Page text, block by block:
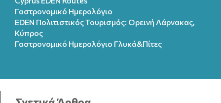
Γαστρονομικό Ημερολόγιο
EDEN Πολιτιστικός Τουρισμός: Ορεινή Λάρνακας,
Κύπρος
Γαστρονομικό Ημερολόγιo Γλυκά&Πίτες